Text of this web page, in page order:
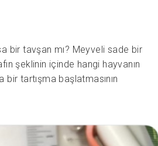
bir tavşan mı? Meyveli sade bir
şeklinin içinde hangi hayvanın
tartışma başlatmasının